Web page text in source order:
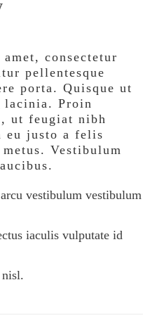
consectetur
pellentesque
porta. Quisque ut
lacinia. Proin
ut feugiat nibh
eu justo a felis
Vestibulum
vestibulum vestibulum
iaculis vulputate id